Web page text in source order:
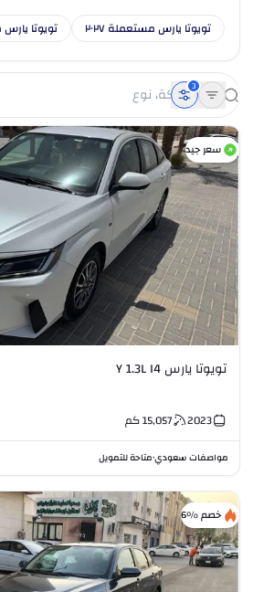
تويوتا يارس مستعملة ٢٠٢٧ تويوتا يارس
3
سعر جيد
تويوتا يارس Y 1.3L I4
2023
15,057كم
مواصفات سعودي•متاحة للتمويل
خصم %6